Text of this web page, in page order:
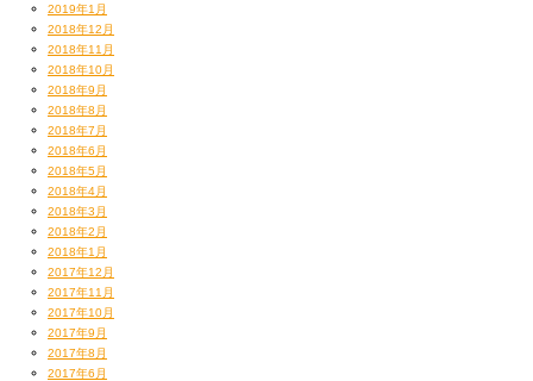
2019年1月
2018年12月
2018年11月
2018年10月
2018年9月
2018年8月
2018年7月
2018年6月
2018年5月
2018年4月
2018年3月
2018年2月
2018年1月
2017年12月
2017年11月
2017年10月
2017年9月
2017年8月
2017年6月